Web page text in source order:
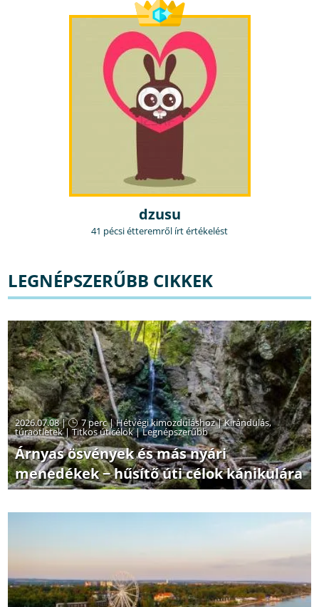
dzusu
41 pécsi étteremről írt értékelést
LEGNÉPSZERŰBB CIKKEK
2026.07.08 | 7 perc|Hétvégi kimozduláshoz|Kirándulás,
túraötletek|Titkos úticélok|Legnépszerűbb
Árnyas ösvények és más nyári
menedékek − hűsítő úti célok kánikulára